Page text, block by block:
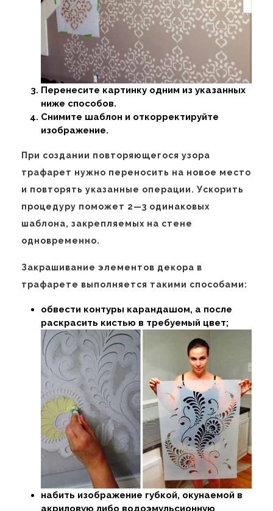
Перенесите картинку одним из указанных
ниже способов.
Снимите шаблон и откорректируйте
изображение.
При создании повторяющегося узора
трафарет нужно переносить на новое место
и повторять указанные операции. Ускорить
процедуру поможет 2—3 одинаковых
шаблона, закрепляемых на стене
одновременно.
Закрашивание элементов декора в
трафарете выполняется такими способами:
обвести контуры карандашом, а после
раскрасить кистью в требуемый цвет;
набить изображение губкой, окунаемой в
акриловую либо водоэмульсионную